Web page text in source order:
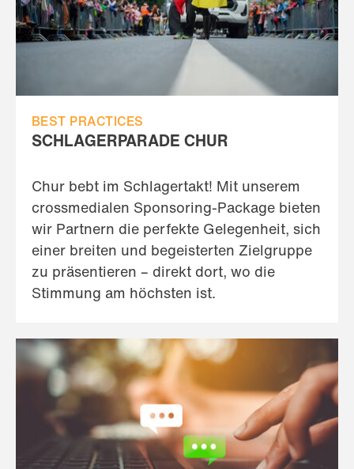
BEST PRACTICES
SCHLAGERPARADE CHUR
Chur bebt im Schlagertakt! Mit unserem
crossmedialen Sponsoring-Package bieten
wir Partnern die perfekte Gelegenheit, sich
einer breiten und begeisterten Zielgruppe
zu präsentieren – direkt dort, wo die
Stimmung am höchsten ist.